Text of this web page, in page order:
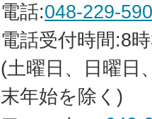
電話:048-229-
電話受付時間:8
(土曜日、日曜日
末年始を除く)